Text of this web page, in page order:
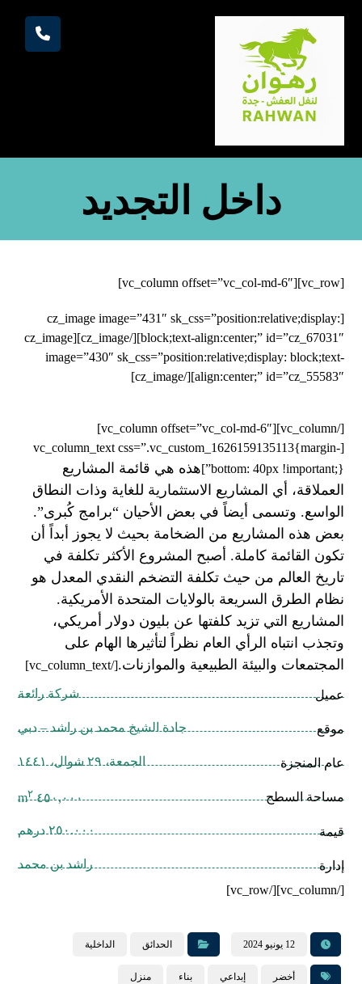
داخل التجديد
[vc_row][vc_column offset=”vc_col-md-6″]
[cz_image image=”431″ sk_css=”position:relative;display:
block;text-align:center;” id=”cz_67031″][/cz_image][cz_image
image=”430″ sk_css=”position:relative;display: block;text-
align:center;” id=”cz_55583″][/cz_image]
[/vc_column][vc_column offset=”vc_col-md-6″]
[vc_column_text css=”.vc_custom_1626159135113{margin-
bottom: 40px !important;}”]
هذه هي قائمة المشاريع
العملاقة، أي المشاريع الاستثمارية للغاية وذات النطاق
الواسع. وتسمى أيضاً في بعض الأحيان “برامج كُبرى”.
بعض هذه المشاريع من الضخامة بحيث لا يجوز أبداً أن
تكون القائمة كاملة. أصبح المشروع الأكثر تكلفة في
تاريخ العالم من حيث تكلفة التضخم النقدي المعدل هو
نظام الطرق السريعة بالولايات المتحدة الأمريكية.
المشاريع التي تزيد كلفتها عن بليون دولار أمريكي،
وتجذب انتباه الرأي العام نظراً لتأثيرها الهام على
المجتمعات والبيئة الطبيعية والموازنات.[/vc_column_text]
عميل شركة رائعة
موقع جادة الشيخ محمد بن راشد – دبي
عام المنجزة الجمعة، ٢٩ شوال، ١٤٤١
مساحة السطح ٤٥٠,٠٠٠ m ٢
قيمة ٢٥٠.٠٠٠ درهم
إدارة
راشد بن محمد
[/vc_column][/vc_row]
12 يونيو 2024 الحدائق الداخلية
أخضر إبداعي بناء منزل